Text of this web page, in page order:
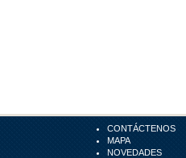
CONTÁCTENOS
MAPA
NOVEDADES